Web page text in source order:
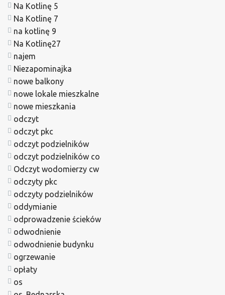
Na Kotlinę 5
Na Kotlinę 7
na kotlinę 9
Na Kotlinę27
najem
Niezapominajka
nowe balkony
nowe lokale mieszkalne
nowe mieszkania
odczyt
odczyt pkc
odczyt podzielników
odczyt podzielników co
Odczyt wodomierzy cw
odczyty pkc
odczyty podzielników
oddymianie
odprowadzenie ścieków
odwodnienie
odwodnienie budynku
ogrzewanie
opłaty
os